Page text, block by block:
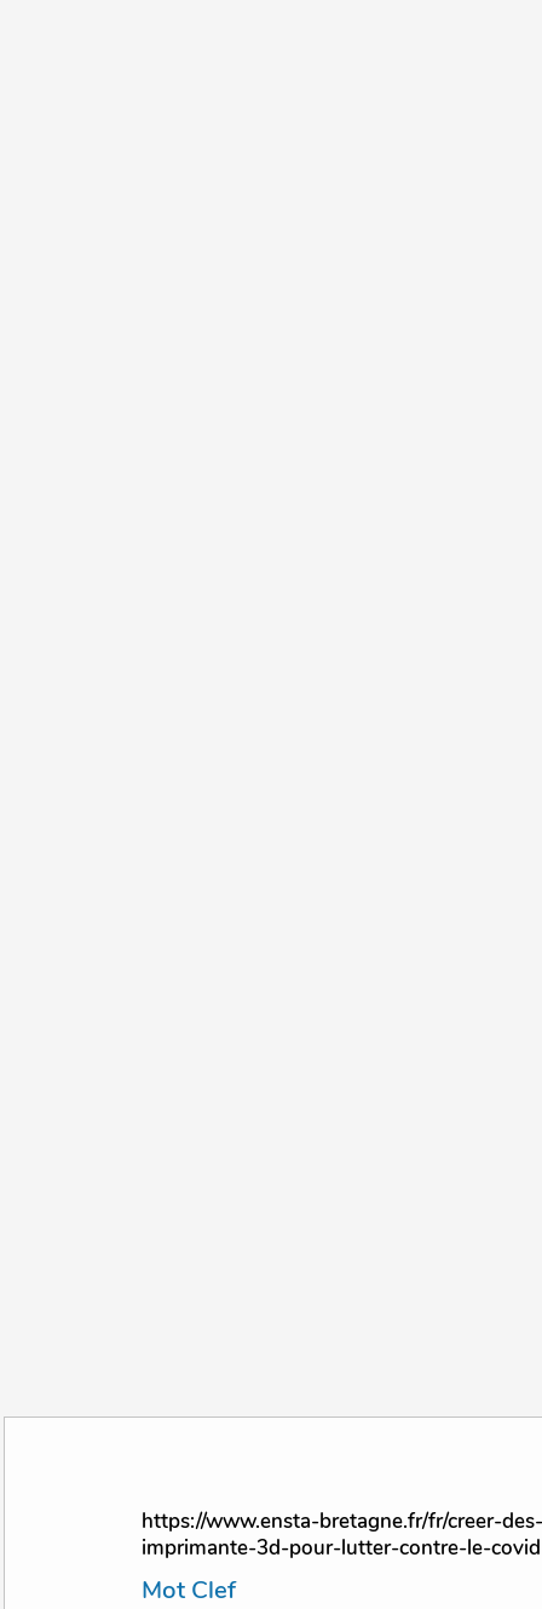
https://www.ensta-bretagne.fr/fr/creer-des-pieces-avec-une-
imprimante-3d-pour-lutter-contre-le-
Mot Clef